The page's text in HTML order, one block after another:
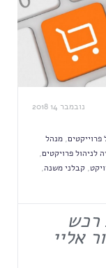
נובמבר 14 2018
פרוייקטים, מנהל
לניהול פרויקטים,
, קבלני משנה,
רכש
אליי